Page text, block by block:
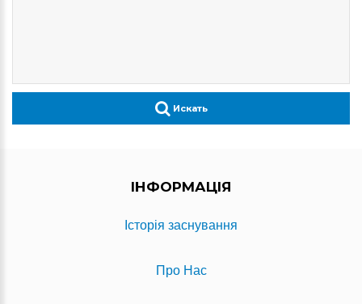
Искать
ІНФОРМАЦІЯ
Історія заснування
Про Нас